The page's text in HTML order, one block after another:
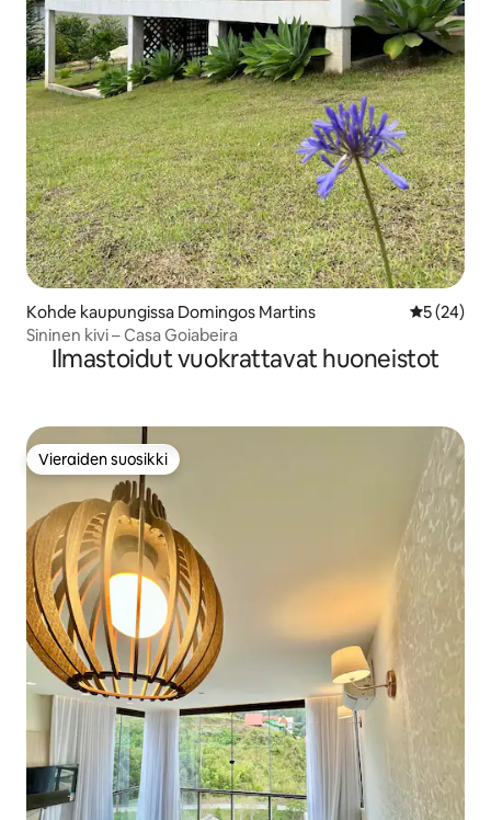
Kohde kaupungissa Domingos Martins
5 (24)
Sininen kivi – Casa Goiabeira
Ilmastoidut vuokrattavat huoneistot
Vieraiden suosikki
Vieraiden suosikki